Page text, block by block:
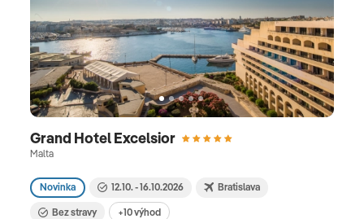
Grand Hotel Excelsior
Malta
Novinka 12.10. - 16.10.2026 Bratislava
Bez stravy +10 výhod